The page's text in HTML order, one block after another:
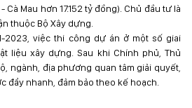
Cà Mau hơn 17.152 tỷ đồng). Chủ đầu tư là
thuộc Bộ Xây dựng.
2023, việc thi công dự án ở một số giai
liệu xây dựng. Sau khi Chính phủ, Thủ
ngành, địa phương quan tâm giải quyết,
đẩy nhanh, đảm bảo theo kế hoạch.